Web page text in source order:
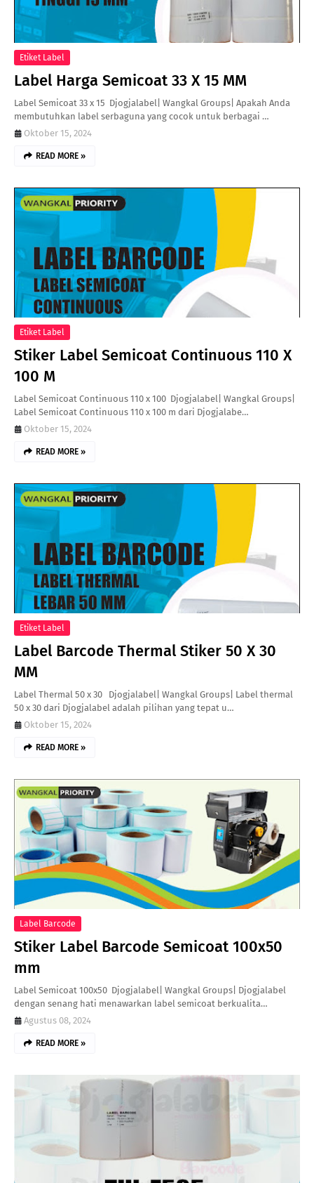
Etiket Label
Label Harga Semicoat 33 X 15 MM
Label Semicoat 33 x 15 Djogjalabel| Wangkal Groups| Apakah Anda
membutuhkan label serbaguna yang cocok untuk berbagai …
Oktober 15, 2024
READ MORE »
Etiket Label
Stiker Label Semicoat Continuous 110 X
100 M
Label Semicoat Continuous 110 x 100 Djogjalabel| Wangkal Groups|
Label Semicoat Continuous 110 x 100 m dari Djogjalabe…
Oktober 15, 2024
READ MORE »
Etiket Label
Label Barcode Thermal Stiker 50 X 30
MM
Label Thermal 50 x 30 Djogjalabel| Wangkal Groups| Label thermal
50 x 30 dari Djogjalabel adalah pilihan yang tepat u…
Oktober 15, 2024
READ MORE »
Label Barcode
Stiker Label Barcode Semicoat 100x50
mm
Label Semicoat 100x50 Djogjalabel| Wangkal Groups| Djogjalabel
dengan senang hati menawarkan label semicoat berkualita…
Agustus 08, 2024
READ MORE »